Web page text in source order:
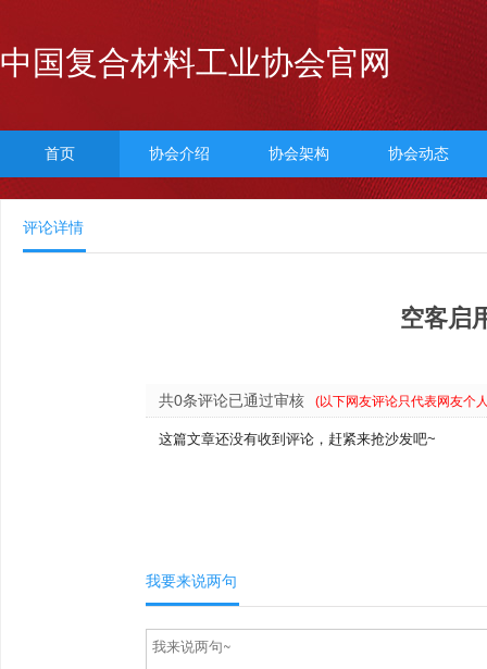
中国复合材料工业协会官网
首页 协会介绍 协会架构 协会动态
评论详情
空客启
共0条评论已通过审核 (以下网友评论只代表网友个
这篇文章还没有收到评论，赶紧来抢沙发吧~
我要来说两句